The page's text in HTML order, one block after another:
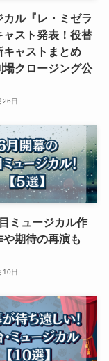
カル『レ・ミゼラ
ャスト発表！役替
キャストまとめ
場クロージング公
26日
ミュージカル作
や期待の再演も
10日